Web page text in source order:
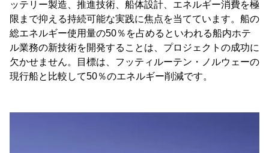
ッテリー製造、推進技術、船体設計、エネルギー消費を極
限まで抑える持続可能な実践に焦点を当てています。船の
総エネルギー使用量の50％を占めるといわれる船内ホテ
ル業務の新技術を開発することは、プロジェクトの成功に
欠かせません。目標は、フッティルーテン・ノルウェーの
現行船と比較して50％のエネルギー削減です。